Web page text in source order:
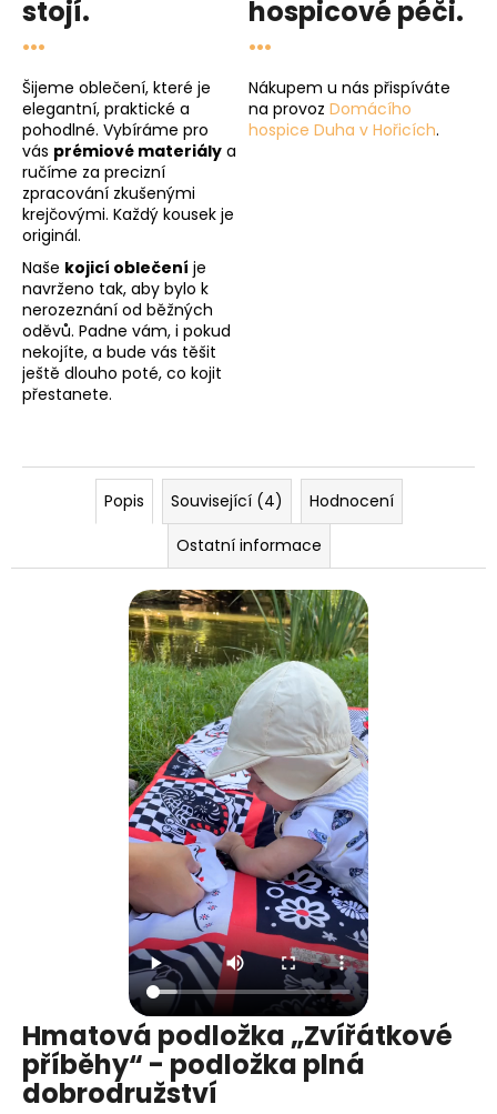
stojí.
...
Šijeme oblečení, které je
elegantní, praktické a
pohodlné. Vybíráme pro
vás prémiové materiály a
ručíme za precizní
zpracování zkušenými
krejčovými. Každý kousek je
originál.
Naše kojicí oblečení je
navrženo tak, aby bylo k
nerozeznání od běžných
oděvů. Padne vám, i pokud
nekojíte, a bude vás těšit
ještě dlouho poté, co kojit
přestanete.
hospicové péči.
...
Nákupem u nás přispíváte
na provoz Domácího
hospice Duha v Hořicích.
Popis Související (4)
Hodnocení
Ostatní informace
Hmatová podložka „Zvířátkové
příběhy“ - podložka plná
dobrodružství